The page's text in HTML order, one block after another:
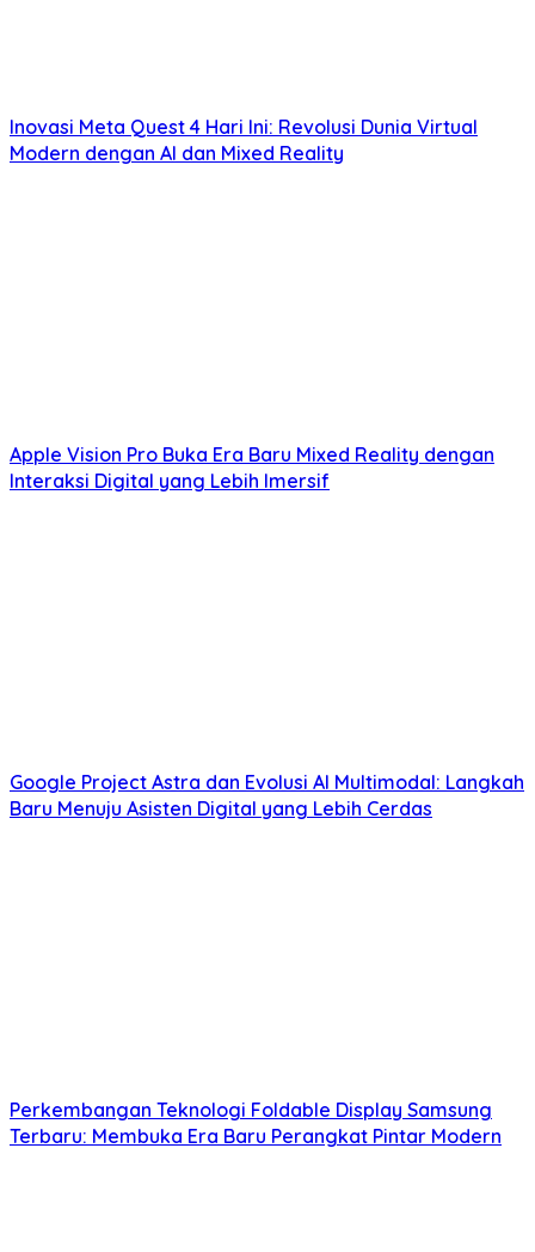
Inovasi Meta Quest 4 Hari Ini: Revolusi Dunia Virtual
Modern dengan AI dan Mixed Reality
Apple Vision Pro Buka Era Baru Mixed Reality dengan
Interaksi Digital yang Lebih Imersif
Google Project Astra dan Evolusi AI Multimodal: Langkah
Baru Menuju Asisten Digital yang Lebih Cerdas
Perkembangan Teknologi Foldable Display Samsung
Terbaru: Membuka Era Baru Perangkat Pintar Modern